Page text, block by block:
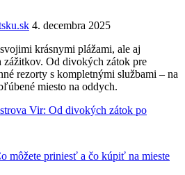
4. decembra 2025
krásnymi plážami, ale aj
Od divokých zátok pre
rezorty s kompletnými službami – na
miesto na oddych.
Vir: Od divokých zátok po